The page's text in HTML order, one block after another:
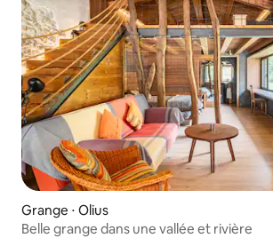
Grange ⋅ Olius
Belle grange dans une vallée et rivière